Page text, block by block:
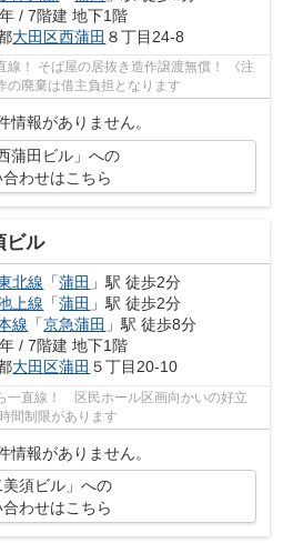
/ 7階建 地下1階
大田区西蒲田 ８丁目24-8
！ そば屋の居抜き造作譲渡無償！ 《注
の廃棄は借主負担となります
情報がありません。
蒲田ビル」への
わせはこちら
ビル
北線 「蒲田 」駅 徒歩2分
上線 「蒲田 」駅 徒歩2分
線 「京急蒲田 」駅 徒歩8分
/ 7階建 地下1階
大田区蒲田 ５丁目20-10
一直線！ 区民ホール区画向かいの好立
時間制限があります
情報がありません。
美須ビル」への
わせはこちら